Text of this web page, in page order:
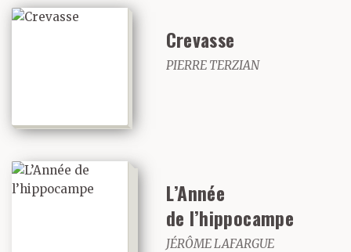
Crevasse
PIERRE TERZIAN
L’Année
de l’hippocampe
JÉRÔME LAFARGUE